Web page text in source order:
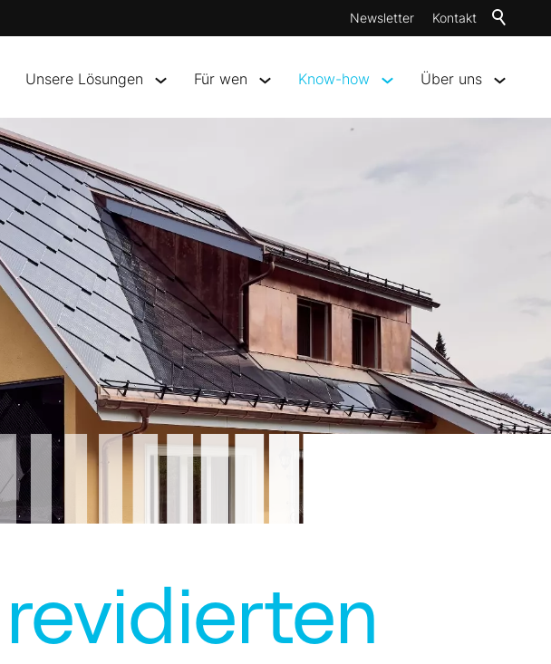
Newsletter Kontakt
Unsere Lösungen Für wen Know-how Über uns